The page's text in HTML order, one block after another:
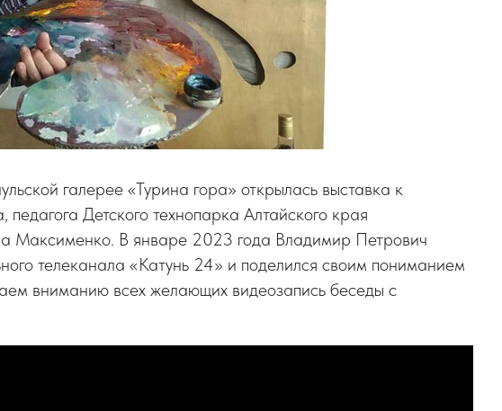
галерее «Турина гора» открылась выставка к
Детского технопарка Алтайского края
Максименко. В январе 2023 года Владимир Петрович
телеканала «Катунь 24» и поделился своим пониманием
вниманию всех желающих видеозапись беседы с